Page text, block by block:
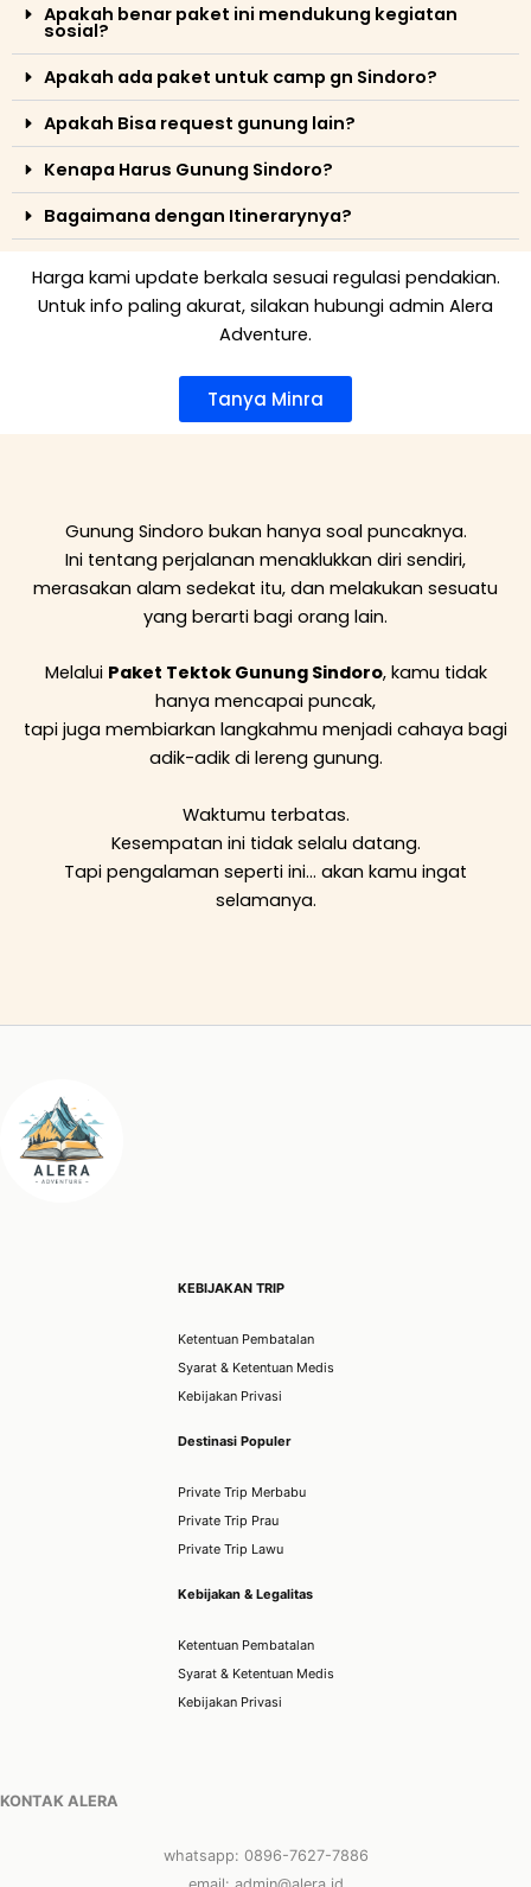
Apakah benar paket ini mendukung kegiatan
sosial?
Apakah ada paket untuk camp gn Sindoro?
Apakah Bisa request gunung lain?
Kenapa Harus Gunung Sindoro?
Bagaimana dengan Itinerarynya?
Harga kami update berkala sesuai regulasi pendakian.
Untuk info paling akurat, silakan hubungi admin Alera
Adventure.
Tanya Minra
Gunung Sindoro bukan hanya soal puncaknya.
Ini tentang perjalanan menaklukkan diri sendiri,
merasakan alam sedekat itu, dan melakukan sesuatu
yang berarti bagi orang lain.
Melalui Paket Tektok Gunung Sindoro, kamu tidak
hanya mencapai puncak,
tapi juga membiarkan langkahmu menjadi cahaya bagi
adik-adik di lereng gunung.
Waktumu terbatas.
Kesempatan ini tidak selalu datang.
Tapi pengalaman seperti ini… akan kamu ingat
selamanya.
KEBIJAKAN TRIP
Ketentuan Pembatalan
Syarat & Ketentuan Medis
Kebijakan Privasi
Destinasi Populer
Private Trip Merbabu
Private Trip Prau
Private Trip Lawu
Kebijakan & Legalitas
Ketentuan Pembatalan
Syarat & Ketentuan Medis
Kebijakan Privasi
KONTAK ALERA
whatsapp: 0896-7627-7886